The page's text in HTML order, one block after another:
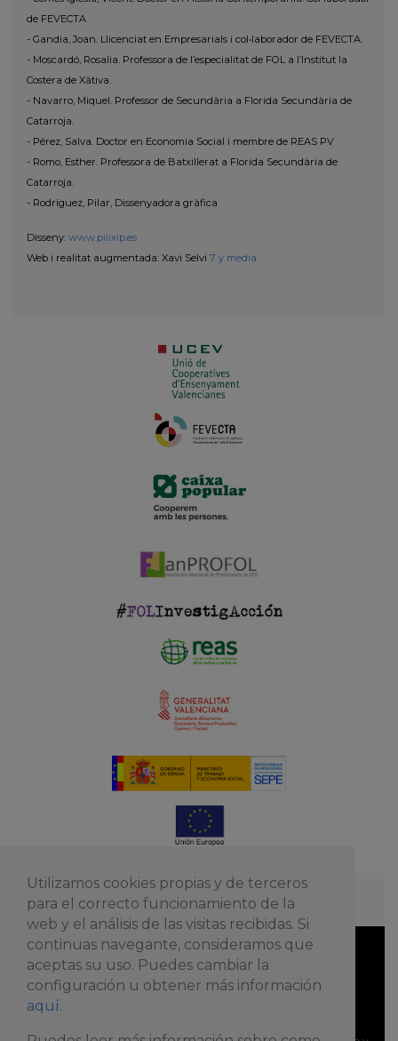
de FEVECTA
- Gandia, Joan. Llicenciat en Empresarials i col•laborador de FEVECTA.
- Moscardó, Rosalia. Professora de l’especialitat de FOL a l’Institut la
Costera de Xàtiva.
- Navarro, Miquel. Professor de Secundària a Florida Secundària de
Catarroja.
- Pérez, Salva. Doctor en Economia Social i membre de REAS PV
- Romo, Esther. Professora de Batxillerat a Florida Secundària de
Catarroja.
- Rodríguez, Pilar, Dissenyadora gràfica
Disseny: www.pilixip.es
Web i realitat augmentada: Xavi Selvi 7 y media
esscoop@fevecta.coop
© Copyright 2026. Todos los derechos reservados.
Utilizamos cookies propias y de terceros
para el correcto funcionamiento de la
web y el análisis de las visitas recibidas. Si
continuas navegante, consideramos que
aceptas su uso. Puedes cambiar la
configuración u obtener más información
aquí.